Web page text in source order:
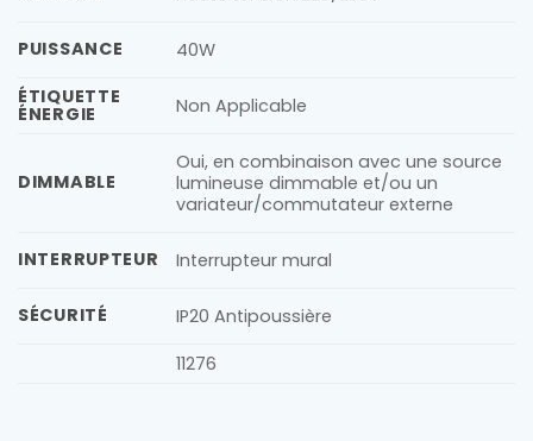
PUISSANCE
40W
ÉTIQUETTE
ÉNERGIE Non Applicable
DIMMABLE
Oui, en combinaison avec une source
lumineuse dimmable et/ou un
variateur/commutateur externe
INTERRUPTEUR Interrupteur mural
SÉCURITÉ
IP20 Antipoussière
11276